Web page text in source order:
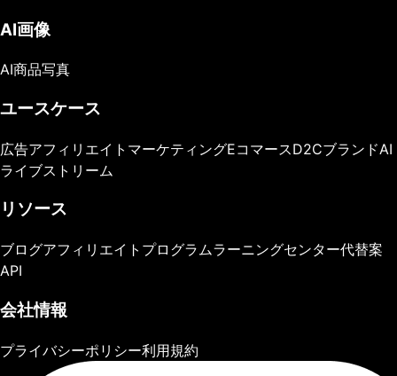
AI画像
AI商品写真
ユースケース
広告アフィリエイトマーケティングEコマースD2CブランドAI
ライブストリーム
リソース
ブログアフィリエイトプログラムラーニングセンター代替案
API
会社情報
プライバシーポリシー利用規約